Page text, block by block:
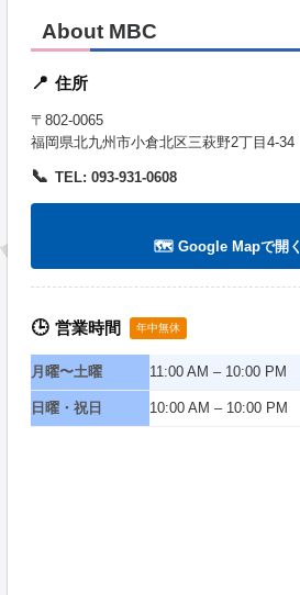
About MBC
📍 住所
〒802-0065
福岡県北九州市小倉北区三萩野2丁目4-34
📞 TEL: 093-931-0608
🗺️ Google Mapで開く
🕒 営業時間 年中無休
月曜〜土曜 11:00 AM – 10:00 PM
日曜・祝日 10:00 AM – 10:00 PM